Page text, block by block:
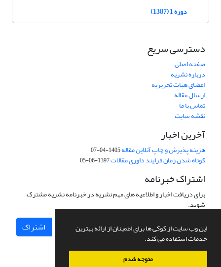
این وب سایت از کوکی ها برای اطمینان از ارائه بهترین
خدمات استفاده می کند.
متوجه شدم
دوره 1 (1387)
دسترسی سریع
صفحه اصلی
درباره نشریه
اعضای هیات تحریریه
ارسال مقاله
تماس با ما
نقشه سایت
آخرین اخبار
هزینه پذیرش و چاپ آنلاین مقاله1405-04-07
کوتاه شدن زمان فرایند داوری مقالات1397-06-05
اشتراک خبرنامه
برای دریافت اخبار و اطلاعیه های مهم نشریه در خبرنامه نشریه مشترک
شوید.
اشتراک